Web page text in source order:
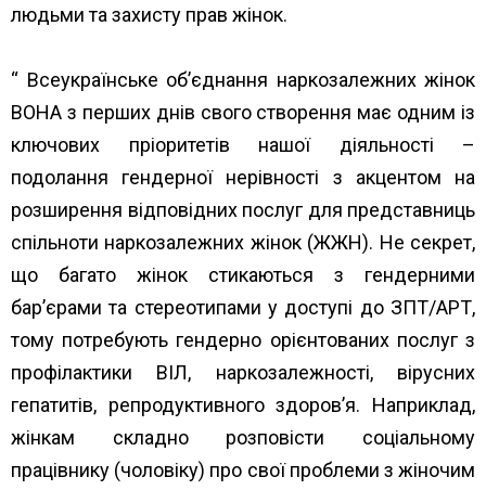
людьми та захисту прав жінок.
“ Всеукраїнське об’єднання наркозалежних жінок
ВОНА з перших днів свого створення має одним із
ключових пріоритетів нашої діяльності –
подолання гендерної нерівності з акцентом на
розширення відповідних послуг для представниць
спільноти наркозалежних жінок (ЖЖН). Не секрет,
що багато жінок стикаються з гендерними
бар’єрами та стереотипами у доступі до ЗПТ/АРТ,
тому потребують гендерно орієнтованих послуг з
профілактики ВІЛ, наркозалежності, вірусних
гепатитів, репродуктивного здоров’я. Наприклад,
жінкам складно розповісти соціальному
працівнику (чоловіку) про свої проблеми з жіночим